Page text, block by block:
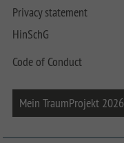
Privacy statement
HinSchG
Code of Conduct
Mein TraumProjekt 2026